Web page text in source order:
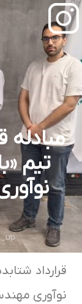
مبادله
تیم
قرارداد
نوآوری